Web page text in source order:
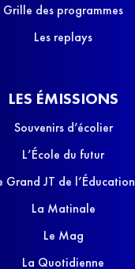
Grille des programmes
Les replays
LES ÉMISSIONS
Souvenirs d’écolier
L’École du futur
Grand JT de l’Éducation
La Matinale
Le Mag
La Quotidienne